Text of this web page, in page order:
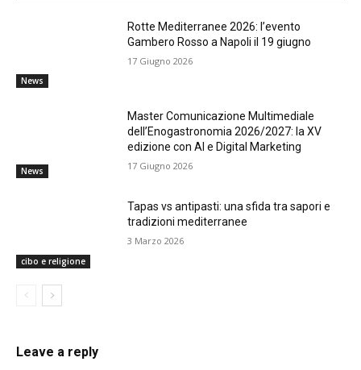
News
Rotte Mediterranee 2026: l’evento
Gambero Rosso a Napoli il 19 giugno
17 Giugno 2026
News
Master Comunicazione Multimediale
dell’Enogastronomia 2026/2027: la XV
edizione con AI e Digital Marketing
17 Giugno 2026
cibo e religione
Tapas vs antipasti: una sfida tra sapori e
tradizioni mediterranee
3 Marzo 2026
Leave a reply